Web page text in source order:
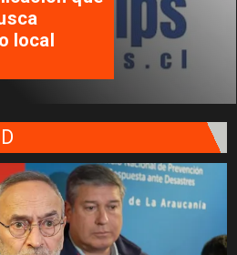
local